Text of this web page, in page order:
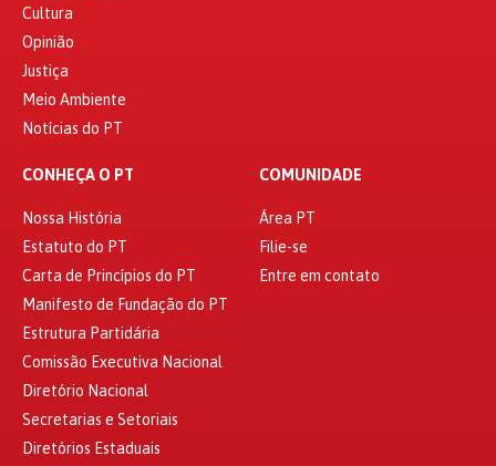
Cultura
Opinião
Justiça
Meio Ambiente
Notícias do PT
CONHEÇA O PT
Nossa História
Estatuto do PT
Carta de Princípios do PT
Manifesto de Fundação do PT
Estrutura Partidária
Comissão Executiva Nacional
Diretório Nacional
Secretarias e Setoriais
Diretórios Estaduais
COMUNIDADE
Área PT
Filie-se
Entre em contato